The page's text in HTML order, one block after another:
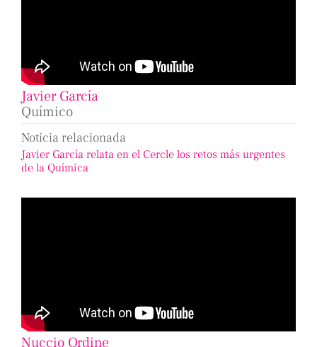
Javier García
Químico
Noticia relacionada
Javier García relata en el Cercle los retos más urgentes
de la Química
Nuccio Ordine